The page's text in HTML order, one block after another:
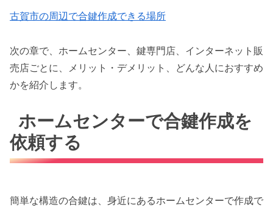
古賀市の周辺で合鍵作成できる場所
次の章で、ホームセンター、鍵専門店、インターネット販
売店ごとに、メリット・デメリット、どんな人におすすめ
かを紹介します。
ホームセンターで合鍵作成を
依頼する
簡単な構造の合鍵は、身近にあるホームセンターで作成で